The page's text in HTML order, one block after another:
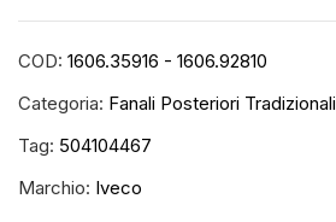
COD: 1606.35916 - 1606.92810
Categoria: Fanali Posteriori Tradizionali
Tag: 504104467
Marchio: Iveco